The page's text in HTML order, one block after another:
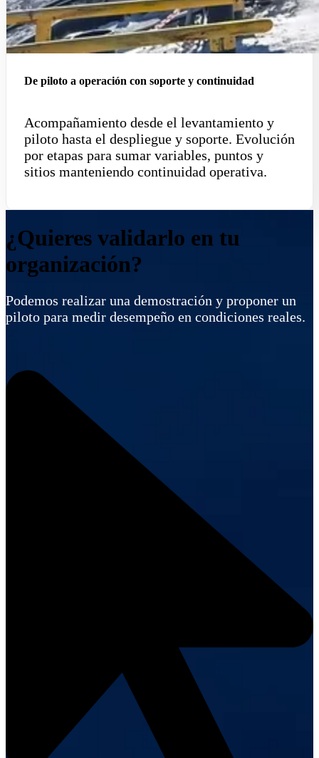
De piloto a operación con soporte y continuidad
Acompañamiento desde el levantamiento y
piloto hasta el despliegue y soporte. Evolución
por etapas para sumar variables, puntos y
sitios manteniendo continuidad operativa.
¿Quieres validarlo en tu
organización?
Podemos realizar una demostración y proponer un
piloto para medir desempeño en condiciones reales.